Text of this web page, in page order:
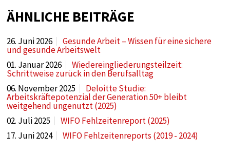
ÄHNLICHE BEITRÄGE
26. Juni 2026 Gesunde Arbeit – Wissen für eine sichere
und gesunde Arbeitswelt
01. Januar 2026
Wiedereingliederungsteilzeit:
Schrittweise zurück in den Berufsalltag
06. November 2025
Deloitte Studie:
Arbeitskräftepotenzial der Generation 50+ bleibt
weitgehend ungenutzt (2025)
02. Juli 2025
WIFO Fehlzeitenreport (2025)
17. Juni 2024
WIFO Fehlzeitenreports (2019 - 2024)
Name:
Anbieter:
Zweck:
tag manager
Cookie Laufzeit:
1 year